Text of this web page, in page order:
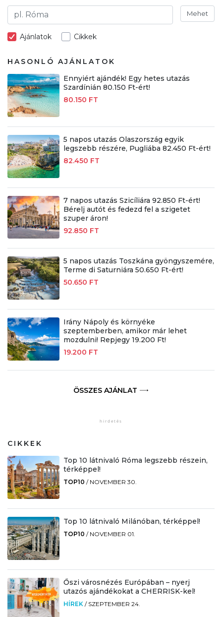
Mehet
Ajánlatok Cikkek
HASONLÓ AJÁNLATOK
Ennyiért ajándék! Egy hetes utazás
Szardínián 80.150 Ft-ért!
80.150 FT
5 napos utazás Olaszország egyik
legszebb részére, Pugliába 82.450 Ft-ért!
82.450 FT
7 napos utazás Szicíliára 92.850 Ft-ért!
Bérelj autót és fedezd fel a szigetet
szuper áron!
92.850 FT
5 napos utazás Toszkána gyöngyszemére,
Terme di Saturniára 50.650 Ft-ért!
50.650 FT
Irány Nápoly és környéke
szeptemberben, amikor már lehet
mozdulni! Repjegy 19.200 Ft!
19.200 FT
ÖSSZES AJÁNLAT
CIKKEK
Top 10 látnivaló Róma legszebb részein,
térképpel!
TOP10 / NOVEMBER 30.
Top 10 látnivaló Milánóban, térképpel!
TOP10 / NOVEMBER 01.
Őszi városnézés Európában – nyerj
utazós ajándékokat a CHERRISK-kel!
HÍREK / SZEPTEMBER 24.